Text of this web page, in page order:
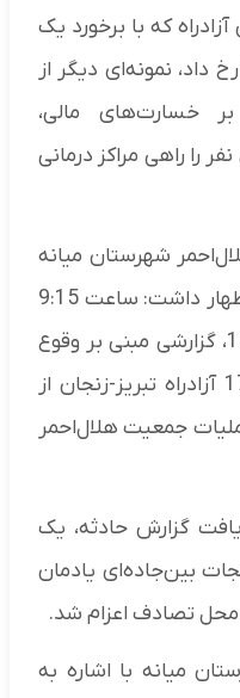
در کیلومتر 174 این آزادراه که با برخورد یک
دستگاه تریلی و خودروی تیبا2 رخ داد، نمونه‌ای دیگر از
خسارت‌های مالی،
را راهی مراکز درمانی
شهرستان میانه
در گفت‌وگو با خبرنگار تسنیم اظهار داشت: ساعت 9:15
صبح امروز جمعه 5 تیرماه 1405، گزارشی مبنی بر وقوع
تصادف رانندگی در کیلومتر 174 آزادراه تبریز-زنجان از
جمعیت هلال‌احمر
گزارش حادثه، یک
بین‌جاده‌ای یادمان
محل تصادف اعزام شد.
میانه با اشاره به